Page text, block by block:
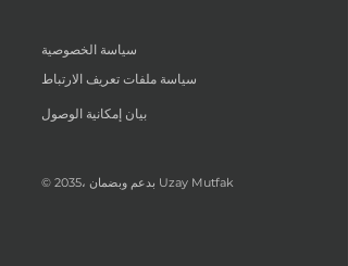
سياسة الخصوصية
سياسة ملفات تعريف الارتباط
بيان إمكانية الوصول
© 2035، بدعم وبضمان Uzay Mutfak